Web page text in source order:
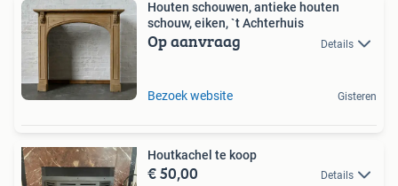
Houten schouwen, antieke houten
schouw, eiken, `t Achterhuis
Op aanvraag Details
Bezoek website Gisteren
Houtkachel te koop
€ 50,00 Details